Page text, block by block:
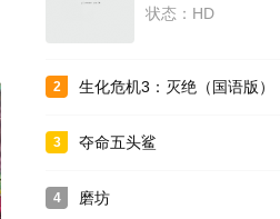
状态：HD
2 生化危机3：灭绝（国语版）
3 夺命五头鲨
4 磨坊